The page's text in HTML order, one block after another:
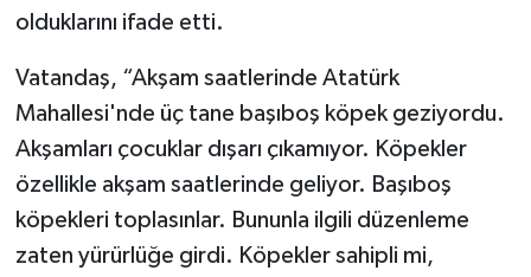
olduklarını ifade etti.
Vatandaş, “Akşam saatlerinde Atatürk
Mahallesi'nde üç tane başıboş köpek geziyordu.
Akşamları çocuklar dışarı çıkamıyor. Köpekler
özellikle akşam saatlerinde geliyor. Başıboş
köpekleri toplasınlar. Bununla ilgili düzenleme
zaten yürürlüğe girdi. Köpekler sahipli mi,